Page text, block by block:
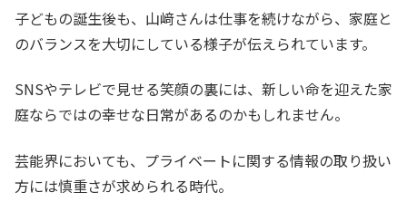
子どもの誕生後も、山﨑さんは仕事を続けながら、家庭と
のバランスを大切にしている様子が伝えられています。
SNSやテレビで見せる笑顔の裏には、新しい命を迎えた家
庭ならではの幸せな日常があるのかもしれません。
芸能界においても、プライベートに関する情報の取り扱い
方には慎重さが求められる時代。